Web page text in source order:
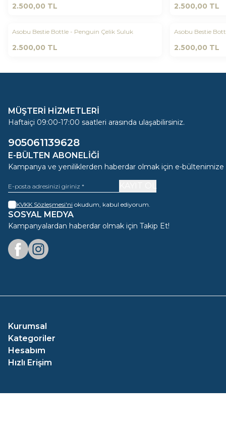
2.500,00 TL 2.500,00 TL
Yeni
Asobu Bestie Bottle - Penguin Çelik Suluk
2.500,00 TL
Yeni
Asobu Bestie
2.500,00 TL
MÜŞTERİ HİZMETLERİ
Haftaiçi 09:00-17:00 saatleri arasında ulaşabilirsiniz.
905061139628
E-BÜLTEN ABONELIĞI
Kampanya ve yeniliklerden haberdar olmak için e-bültenimize
KVKK Sözleşmesi'ni okudum, kabul ediyorum.
SOSYAL MEDYA
Kampanyalardan haberdar olmak için Takip Et!
FacebookInstagram
Kurumsal
Kategoriler
Hesabım
Hızlı Erişim